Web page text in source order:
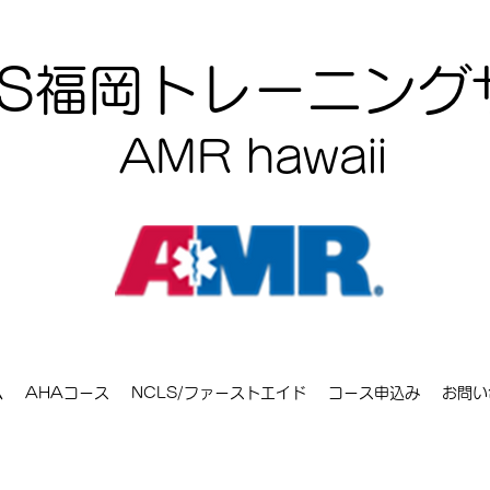
福岡トレーニング
AMR hawaii
AHAコース NCLS/ファーストエイド コース申込み お問